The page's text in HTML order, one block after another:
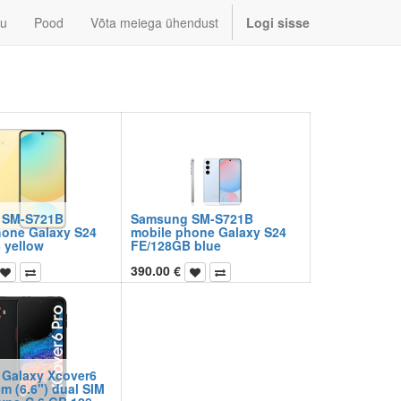
Pood Võta meiega ühendust Logi sisse
S721B
Galaxy S24
yellow
Samsung SM-S721B
mobile phone Galaxy S24
FE/128GB blue
390.00€
Xcover6
(6.6") dual SIM